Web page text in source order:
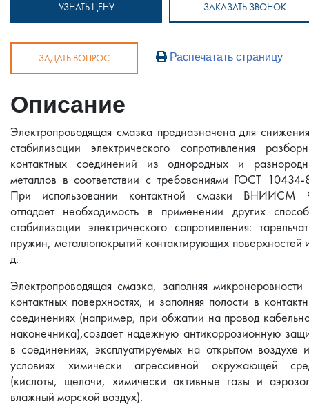
УЗНАТЬ ЦЕНУ ЗАКАЗАТЬ ЗВОНОК
ЗАДАТЬ ВОПРОС Распечатать страницу
Описание
Электропроводящая смазка предназначена для
стабилизации электрического сопротивления
контактных соединений из однородных и
металлов в соответствии с требованиями ГОСТ 10434-
При использовании контактной смазки ВНИИСМ
отпадает необходимость в применении других
стабилизации электрического сопротивления:
пружин, металлопокрытий контактирующих поверхностей
д.
Электропроводящая смазка, заполняя микронеровности
контактных поверхностях, и заполняя полости в
соединениях (например, при обжатии на провод
наконечника),создает надежную антикоррозионную
в соединениях, эксплуатируемых на открытом воздухе
условиях химически агрессивной окружающей
(кислоты, щелочи, химически активные газы и
влажный морской воздух).